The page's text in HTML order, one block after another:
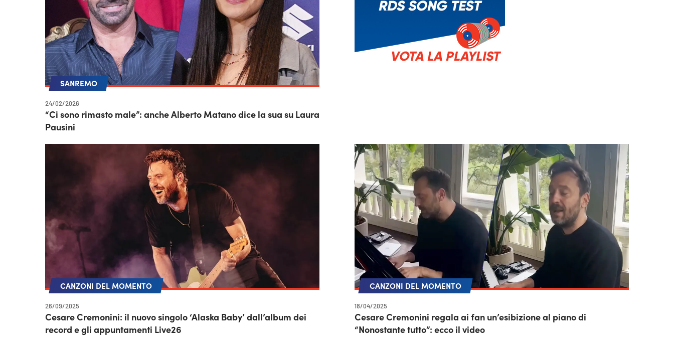
SANREMO
24/02/2026
“Ci sono rimasto male”: anche Alberto Matano dice la sua su Laura
Pausini
CANZONI DEL MOMENTO
26/09/2025
Cesare Cremonini: il nuovo singolo ‘Alaska Baby’ dall’album dei
record e gli appuntamenti Live26
CANZONI DEL MOMENTO
18/04/2025
Cesare Cremonini regala ai fan un’esibizione al piano di
“Nonostante tutto”: ecco il video